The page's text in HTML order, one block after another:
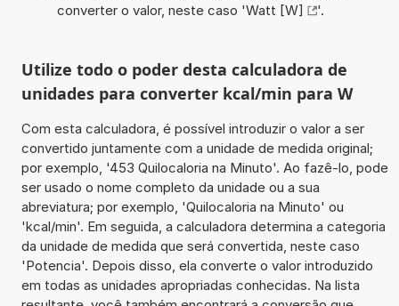
converter o valor, neste caso 'Watt [W] '.
Utilize todo o poder desta calculadora de
unidades para converter kcal/min para W
Com esta calculadora, é possível introduzir o valor a ser
convertido juntamente com a unidade de medida original;
por exemplo, '453 Quilocaloria na Minuto'. Ao fazê-lo, pode
ser usado o nome completo da unidade ou a sua
abreviatura; por exemplo, 'Quilocaloria na Minuto' ou
'kcal/min'. Em seguida, a calculadora determina a categoria
da unidade de medida que será convertida, neste caso
'Potencia'. Depois disso, ela converte o valor introduzido
em todas as unidades apropriadas conhecidas. Na lista